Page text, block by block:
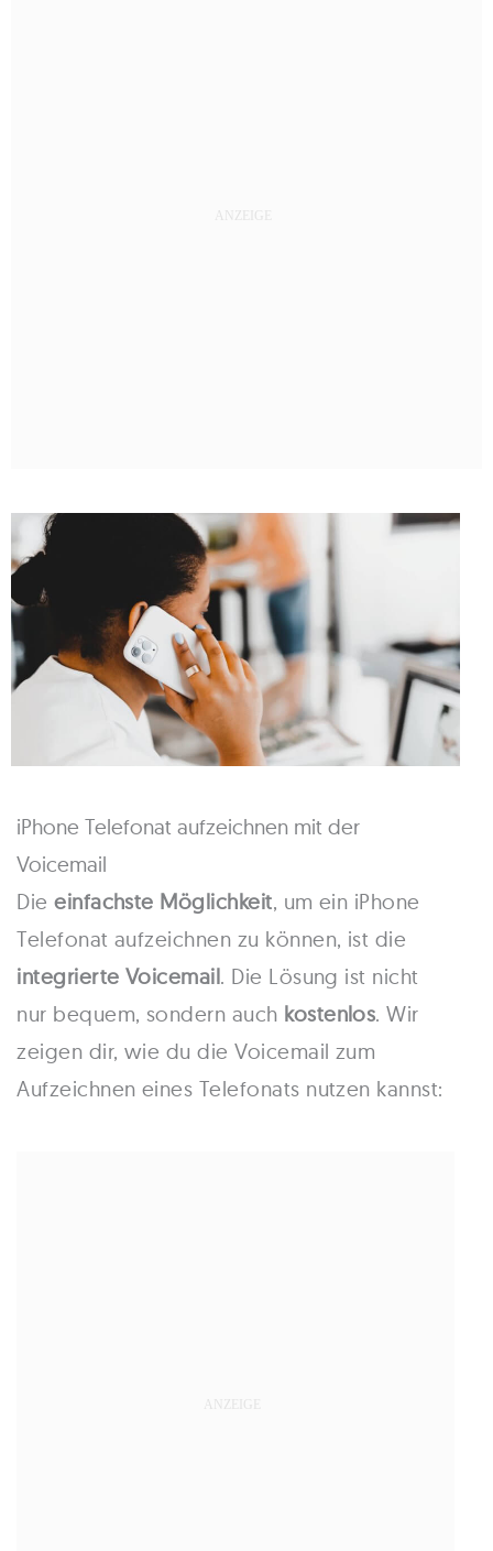
iPhone Telefonat aufzeichnen mit der
Voicemail
Dieeinfachste Möglichkeit, um ein iPhone
Telefonat aufzeichnen zu können, ist die
integrierte Voicemail. Die Lösung ist nicht
nur bequem, sondern auch kostenlos. Wir
zeigen dir, wie du die Voicemail zum
Aufzeichnen eines Telefonats nutzen kannst: